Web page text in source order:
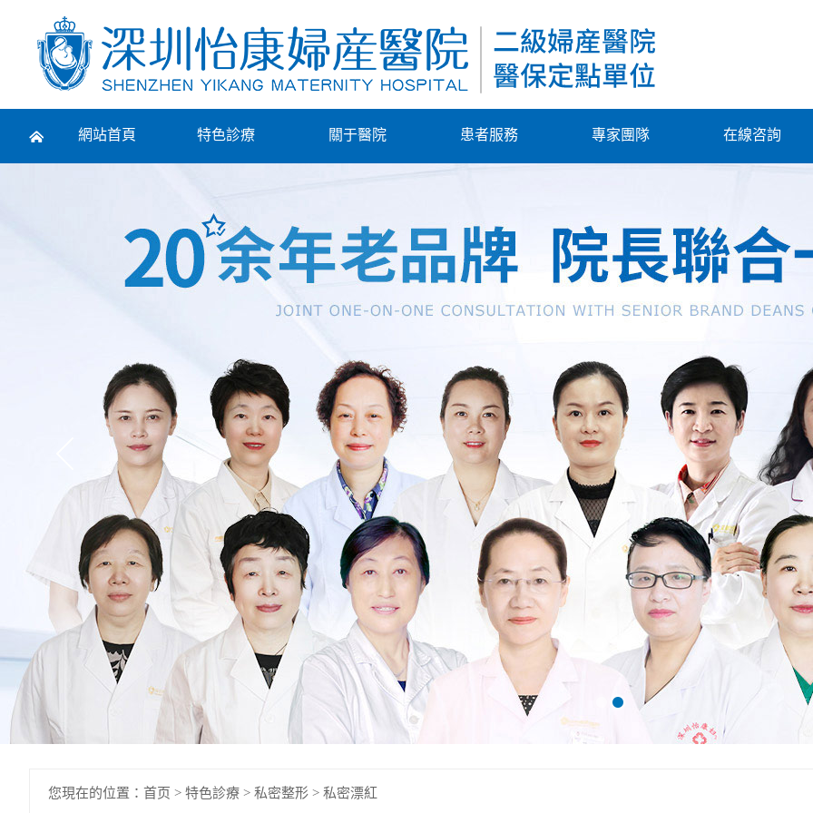
網站首頁 特色診療 關于醫院 患者服務 專家團隊 在線咨詢
Prev
您現在的位置： 首页 > 特色診療 > 私密整形 > 私密漂紅